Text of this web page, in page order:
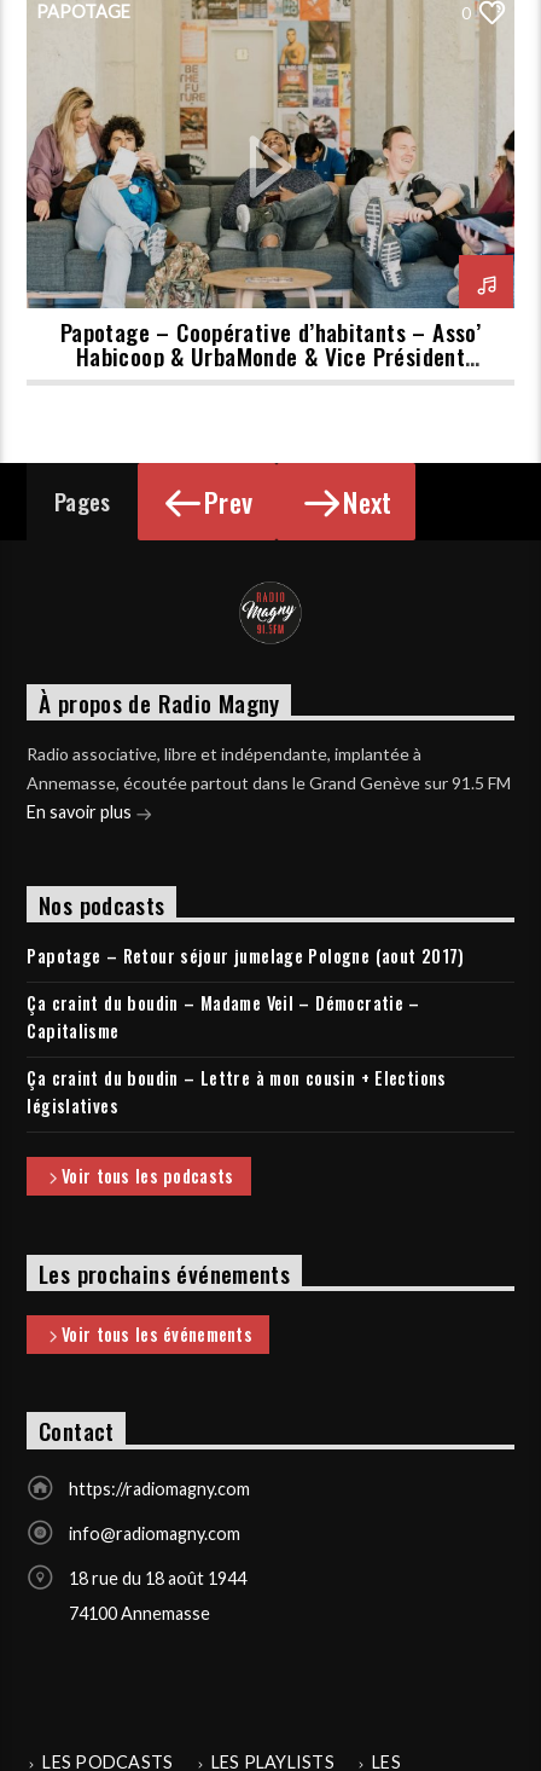
PAPOTAGE 0
Papotage – Coopérative d’habitants – Asso’
Habicoop & UrbaMonde & Vice Président
Annemasse
Pages Prev Next
À propos de Radio Magny
Radio associative, libre et indépendante, implantée à
Annemasse, écoutée partout dans le Grand Genève sur 91.5 FM
En savoir plus
Nos podcasts
Papotage – Retour séjour jumelage Pologne (aout 2017)
Ça craint du boudin – Madame Veil – Démocratie –
Capitalisme
Ça craint du boudin – Lettre à mon cousin + Elections
législatives
Voir tous les podcasts
Les prochains événements
Voir tous les événements
Contact
https://radiomagny.com
info@radiomagny.com
18 rue du 18 août 1944
74100 Annemasse
LES PODCASTS LES PLAYLISTS LES